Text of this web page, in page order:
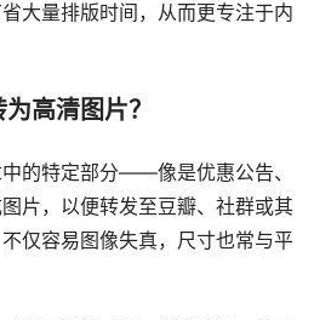
大量排版时间，从而更专注于内
高清图片？
的特定部分——像是优惠公告、
片，以便转发至豆瓣、社群或其
仅容易图像失真，尺寸也常与平